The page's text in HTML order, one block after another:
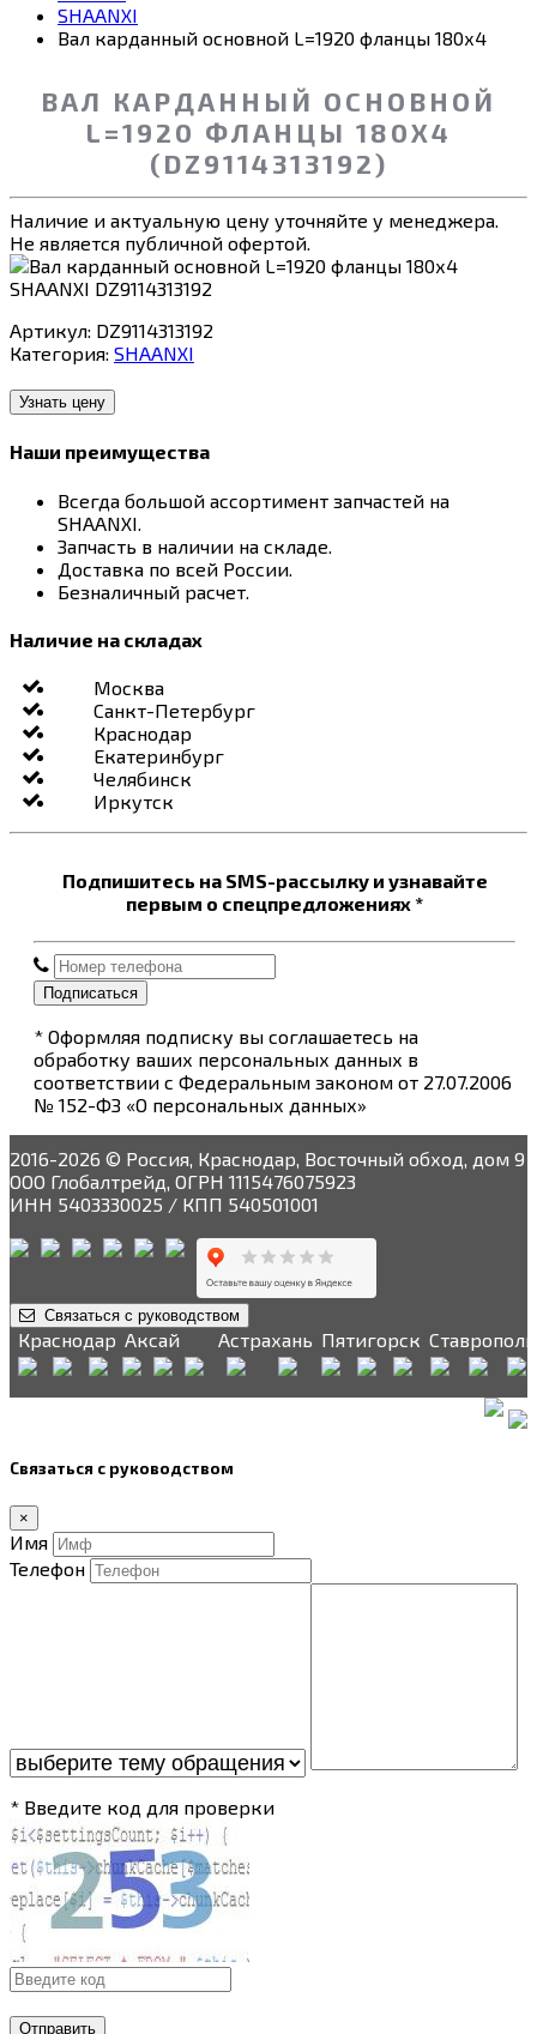
SHAANXI
Вал карданный основной L=1920 фланцы 180х4
ВАЛ КАРДАННЫЙ ОСНОВНОЙ
L=1920 ФЛАНЦЫ 180Х4
(DZ9114313192)
Наличие и актуальную цену уточняйте у менеджера.
Не является публичной офертой.
Артикул: DZ9114313192
Категория: SHAANXI
Узнать цену
Наши преимущества
Всегда большой ассортимент запчастей на
SHAANXI.
Запчасть в наличии на складе.
Доставка по всей России.
Безналичный расчет.
Наличие на складах
Москва
Санкт-Петербург
Краснодар
Екатеринбург
Челябинск
Иркутск
Подпишитесь на SMS-рассылку и узнавайте
первым о спецпредложениях *
Подписаться
* Оформляя подписку вы соглашаетесь на
обработку ваших персональных данных в
соответствии с Федеральным законом от 27.07.2006
№ 152-ФЗ «О персональных данных»
2016-2026 © Россия, Краснодар, Восточный обход, дом 9
ООО Глобалтрейд, ОГРН 1115476075923
ИНН 5403330025 / КПП 540501001
Связаться с руководством
Краснодар Аксай Астрахань Пятигорск Ставрополь
Связаться с руководством
×
Имя
Телефон
* Введите код для проверки
Отправить